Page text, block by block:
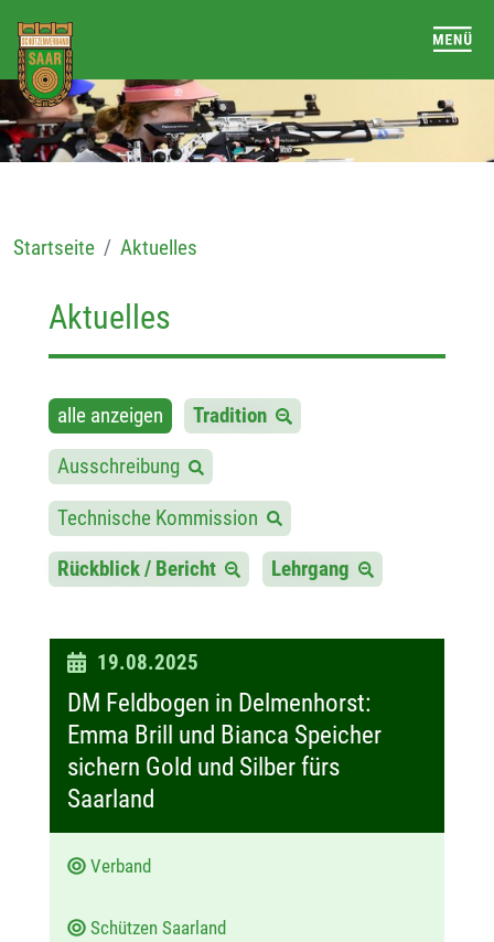
Startseite Aktuelles
Aktuelles
alle anzeigen Tradition
Ausschreibung
Technische Kommission
Rückblick / Bericht Lehrgang
D
a
u
:
19.08.2025
DM Feldbogen in Delmenhorst:
Emma Brill und Bianca Speicher
sichern Gold und Silber fürs
Saarland
Verband
Schützen Saarland